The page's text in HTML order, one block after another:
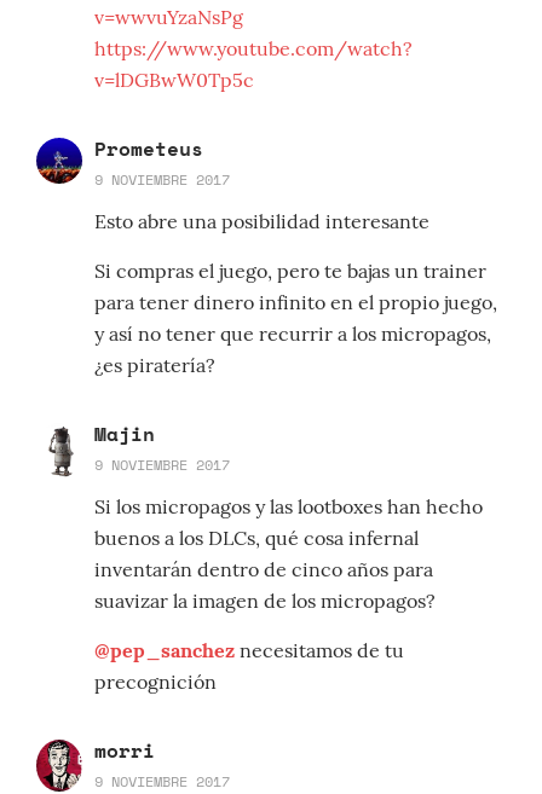
v=wwvuYzaNsPg
https://www.youtube.com/watch?
v=lDGBwW0Tp5c
Prometeus
9 NOVIEMBRE 2017
Esto abre una posibilidad interesante
Si compras el juego, pero te bajas un trainer
para tener dinero infinito en el propio juego,
y así no tener que recurrir a los micropagos,
¿es piratería?
Majin
9 NOVIEMBRE 2017
Si los micropagos y las lootboxes han hecho
buenos a los DLCs, qué cosa infernal
inventarán dentro de cinco años para
suavizar la imagen de los micropagos?
@pep_sanchez necesitamos de tu
precognición
morri
9 NOVIEMBRE 2017